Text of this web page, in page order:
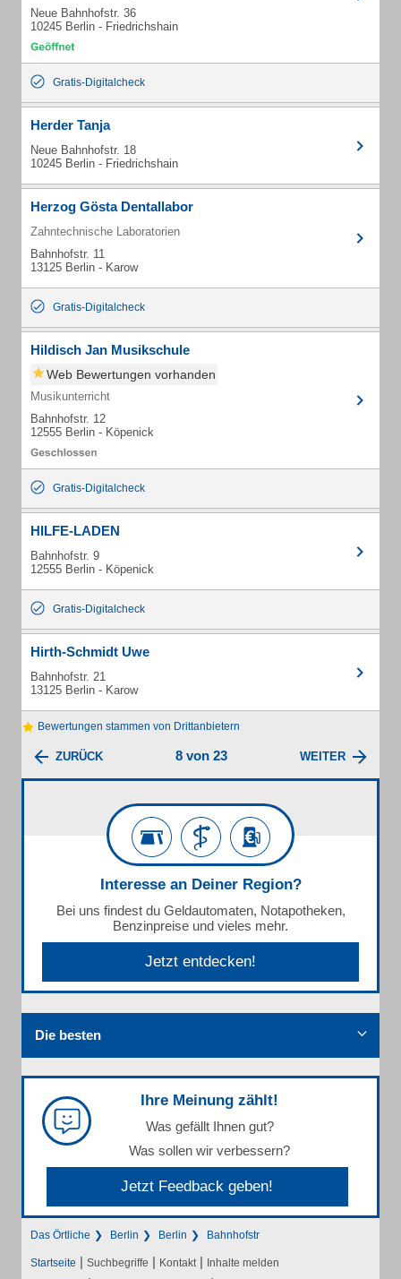
Neue Bahnhofstr. 36
10245 Berlin - Friedrichshain
Gratis-Digitalcheck
Herder Tanja
Neue Bahnhofstr. 18
10245 Berlin - Friedrichshain
Herzog Gösta Dentallabor
Zahntechnische Laboratorien
Bahnhofstr. 11
13125 Berlin - Karow
Gratis-Digitalcheck
Hildisch Jan Musikschule
Web Bewertungen vorhanden
Musikunterricht
Bahnhofstr. 12
12555 Berlin - Köpenick
Gratis-Digitalcheck
HILFE-LADEN
Bahnhofstr. 9
12555 Berlin - Köpenick
Gratis-Digitalcheck
Hirth-Schmidt Uwe
Bahnhofstr. 21
13125 Berlin - Karow
Bewertungen stammen von Drittanbietern
ZURÜCK 8 von 23 WEITER
Interesse an Deiner Region?
Bei uns findest du Geldautomaten, Notapotheken,
Benzinpreise und vieles mehr.
Jetzt entdecken!
Die besten
Ihre Meinung zählt!
Was gefällt Ihnen gut?
Was sollen wir verbessern?
Jetzt Feedback geben!
Das Örtliche Berlin Berlin Bahnhofstr
Startseite | Suchbegriffe | Kontakt | Inhalte melden